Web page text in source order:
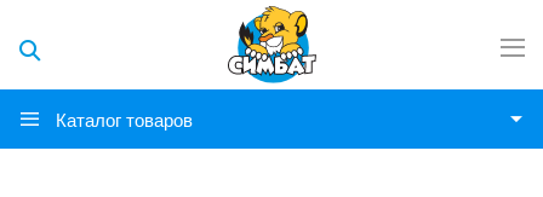
Каталог товаров